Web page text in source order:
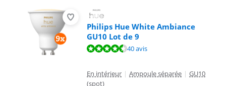
Philips Hue White Ambiance
GU10 Lot de 9
La note est de 9,4 sur 10, basée sur 40 avis.40 avis
En intérieur | Ampoule séparée | GU10
(spot)